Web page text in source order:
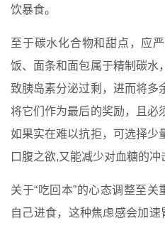
饮暴食。
至于碳水化合物和甜点，应
饭、面条和面包属于精制碳水
致胰岛素分泌过剩，进而将多
将它们作为最后的奖励，且必
如果实在难以抗拒，可选择少
口腹之欲,又能减少对血糖的冲
关于“吃回本”的心态调整至关
自己进食，这种焦虑感会加速